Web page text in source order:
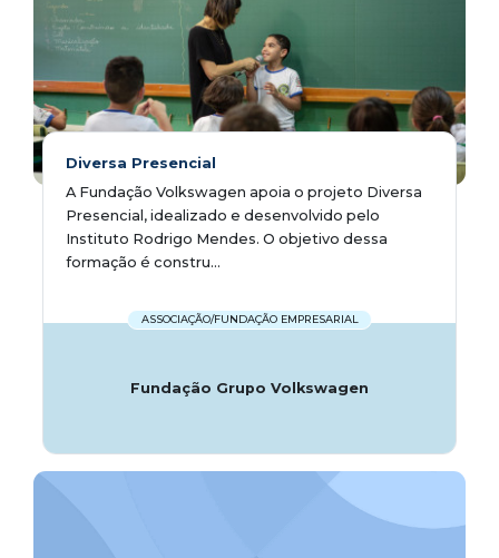
Diversa Presencial
A Fundação Volkswagen apoia o projeto Diversa
Presencial, idealizado e desenvolvido pelo
Instituto Rodrigo Mendes. O objetivo dessa
formação é constru...
ASSOCIAÇÃO/FUNDAÇÃO EMPRESARIAL
Fundação Grupo Volkswagen